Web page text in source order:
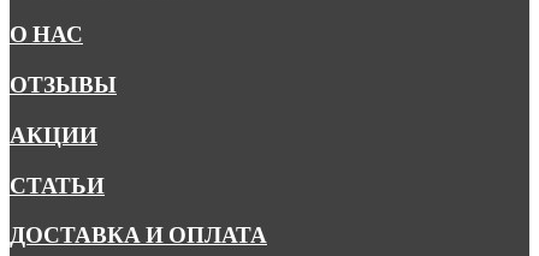
О НАС
ОТЗЫВЫ
АКЦИИ
СТАТЬИ
ДОСТАВКА И ОПЛАТА